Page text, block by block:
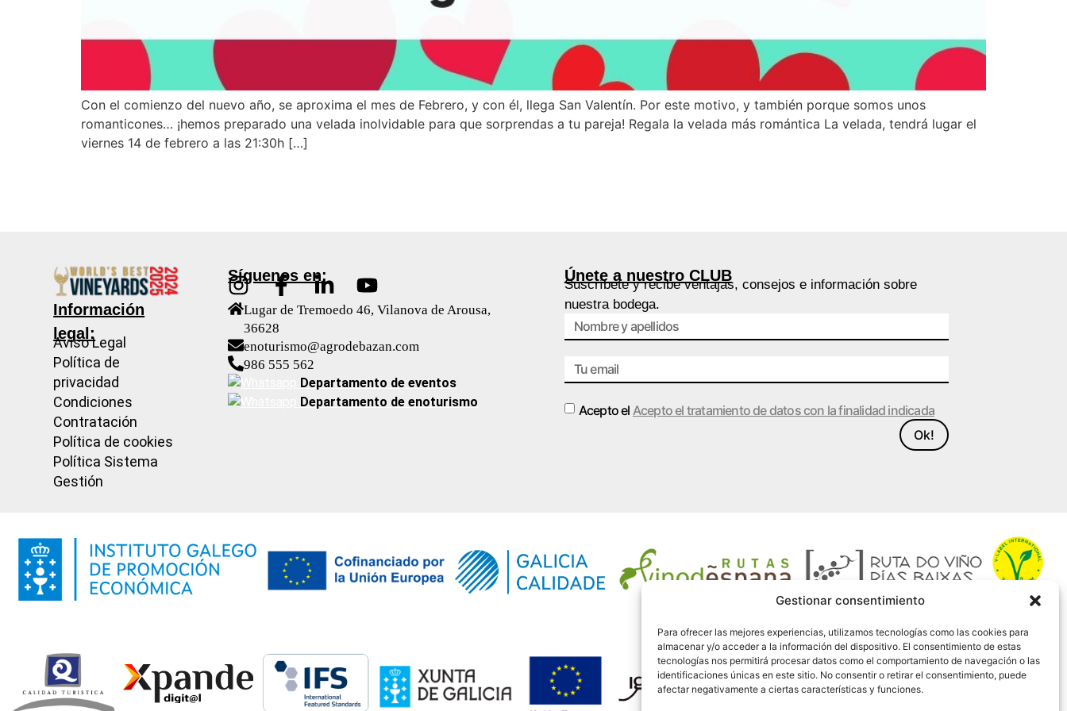
Gestionar consentimiento
Para ofrecer las mejores experiencias, utilizamos tecnologías como las cookies para
almacenar y/o acceder a la información del dispositivo. El consentimiento de estas
tecnologías nos permitirá procesar datos como el comportamiento de navegación o las
identificaciones únicas en este sitio. No consentir o retirar el consentimiento, puede
afectar negativamente a ciertas características y funciones.
Con el comienzo del nuevo año, se aproxima el mes de Febrero, y con él, llega San Valentín. Por este motivo, y también porque somos unos
romanticones… ¡hemos preparado una velada inolvidable para que sorprendas a tu pareja! Regala la velada más romántica La velada, tendrá lugar el
viernes 14 de febrero a las 21:30h […]
Información
legal:
Aviso Legal
Política de
privacidad
Condiciones
Contratación
Política de cookies
Política Sistema
Gestión
Lugar de Tremoedo 46, Vilanova de Arousa,
36628
enoturismo@agrodebazan.com
Síguenos en:
986 555 562
Departamento de eventos
Departamento de enoturismo
Únete a nuestro CLUB
Suscríbete y recibe ventajas, consejos e información sobre
nuestra bodega.
Acepto el Acepto el tratamiento de datos con la finalidad indicada
Ok!